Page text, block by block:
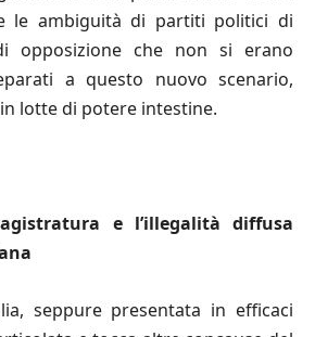
le ambiguità di partiti politici di
opposizione che non si erano
a questo nuovo scenario,
lotte di potere intestine.
e l’illegalità diffusa
seppure presentata in efficaci